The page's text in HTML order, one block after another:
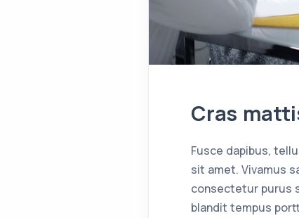
Cras
Fusce dapibus,
sit amet. Vivamus
consectetur purus
blandit tempus